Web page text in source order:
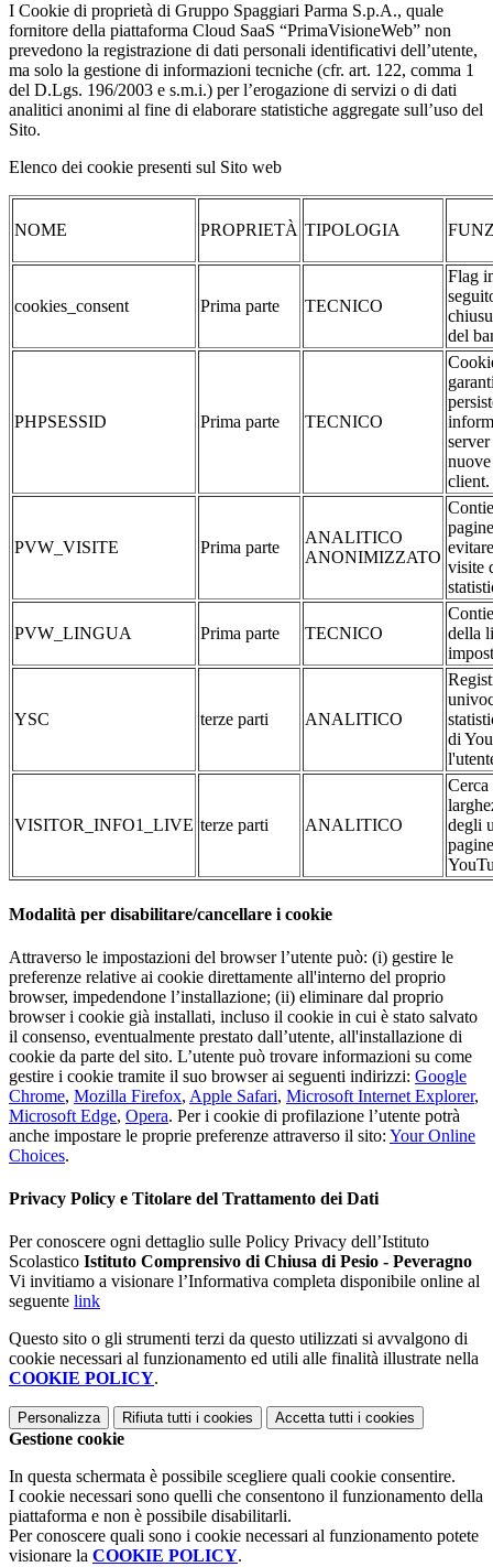
I Cookie di proprietà di Gruppo Spaggiari Parma S.p.A., quale
fornitore della piattaforma Cloud SaaS “PrimaVisioneWeb” non
prevedono la registrazione di dati personali identificativi dell’utente,
ma solo la gestione di informazioni tecniche (cfr. art. 122, comma 1
del D.Lgs. 196/2003 e s.m.i.) per l’erogazione di servizi o di dati
analitici anonimi al fine di elaborare statistiche aggregate sull’uso del
Sito.
Elenco dei cookie presenti sul Sito web
NOME PROPRIETÀ TIPOLOGIA
cookies_consent Prima parte TECNICO
Flag
del
PHPSESSID Prima parte TECNICO
client.
PVW_VISITE Prima parte
ANALITICO
ANONIMIZZATO
visite
PVW_LINGUA Prima parte TECNICO
della
YSC terze parti ANALITICO
di
VISITOR_INFO1_LIVE terze parti ANALITICO
Cerca
degli
Modalità per disabilitare/cancellare i cookie
Attraverso le impostazioni del browser l’utente può: (i) gestire le
preferenze relative ai cookie direttamente all'interno del proprio
browser, impedendone l’installazione; (ii) eliminare dal proprio
browser i cookie già installati, incluso il cookie in cui è stato salvato
il consenso, eventualmente prestato dall’utente, all'installazione di
cookie da parte del sito. L’utente può trovare informazioni su come
gestire i cookie tramite il suo browser ai seguenti indirizzi: Google
Chrome, Mozilla Firefox, Apple Safari, Microsoft Internet Explorer,
Microsoft Edge, Opera. Per i cookie di profilazione l’utente potrà
anche impostare le proprie preferenze attraverso il sito: Your Online
Choices.
Privacy Policy e Titolare del Trattamento dei Dati
Per conoscere ogni dettaglio sulle Policy Privacy dell’Istituto
Scolastico Istituto Comprensivo di Chiusa di Pesio - Peveragno
Vi invitiamo a visionare l’Informativa completa disponibile online al
seguente link
Questo sito o gli strumenti terzi da questo utilizzati si avvalgono di
cookie necessari al funzionamento ed utili alle finalità illustrate nella
COOKIE POLICY.
Personalizza Rifiuta tutti i cookies Accetta tutti i cookies
Gestione cookie
In questa schermata è possibile scegliere quali cookie consentire.
I cookie necessari sono quelli che consentono il funzionamento della
piattaforma e non è possibile disabilitarli.
Per conoscere quali sono i cookie necessari al funzionamento potete
visionare la COOKIE POLICY.